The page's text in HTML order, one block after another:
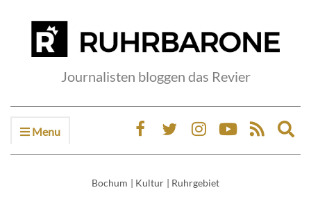
Journalisten bloggen das Revier
Menu
Bochum | Kultur | Ruhrgebiet